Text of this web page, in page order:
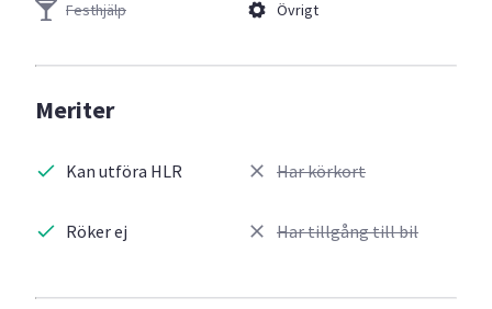
Festhjälp
Övrigt
Meriter
Kan utföra HLR
Röker ej
Har körkort
Har tillgång till bil